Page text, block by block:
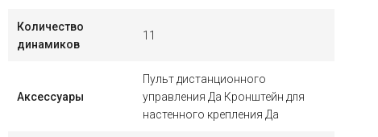
Количество
динамиков
11
Аксессуары
Пульт дистанционного
управления Да Кронштейн для
настенного крепления Да